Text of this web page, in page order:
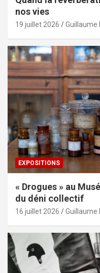
nos vies
19 juillet 2026 Guillaume L.
EXPOSITIONS
« Drogues » au
du déni collectif
16 juillet 2026 Guillaume